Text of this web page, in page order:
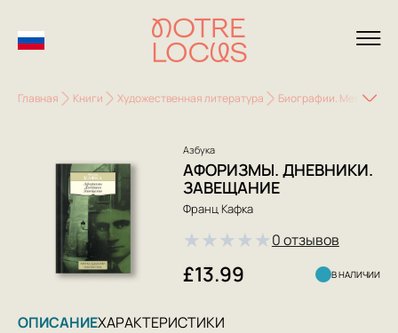
Главная Книги Художественная литература Биографии. Мемуары
Азбука
АФОРИЗМЫ. ДНЕВНИКИ.
ЗАВЕЩАНИЕ
Франц Кафка
★★★★★0 отзывов
£13.99 В НАЛИЧИИ
ОПИСАНИЕХАРАКТЕРИСТИКИ